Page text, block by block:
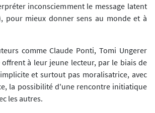
inconsciemment le message latent
pour mieux donner sens au monde et à
comme Claude Ponti, Tomi Ungerer
à leur jeune lecteur, par le biais de
et surtout pas moralisatrice, avec
la possibilité d'une rencontre initiatique
les autres.